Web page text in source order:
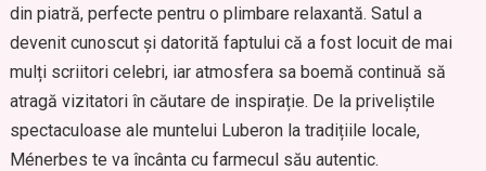
din piatră, perfecte pentru o plimbare relaxantă. Satul a
devenit cunoscut și datorită faptului că a fost locuit de mai
mulți scriitori celebri, iar atmosfera sa boemă continuă să
atragă vizitatori în căutare de inspirație. De la priveliștile
spectaculoase ale muntelui Luberon la tradițiile locale,
Ménerbes te va încânta cu farmecul său autentic.